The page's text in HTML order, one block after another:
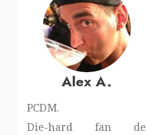
Alex A.
PCDM.
Die-hard fan de